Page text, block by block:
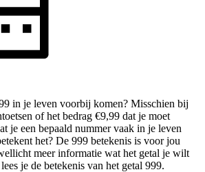
in je leven voorbij komen? Misschien bij
of het bedrag €9,99 dat je moet
je een bepaald nummer vaak in je leven
het? De 999 betekenis is voor jou
meer informatie wat het getal je wilt
je de betekenis van het getal 999.